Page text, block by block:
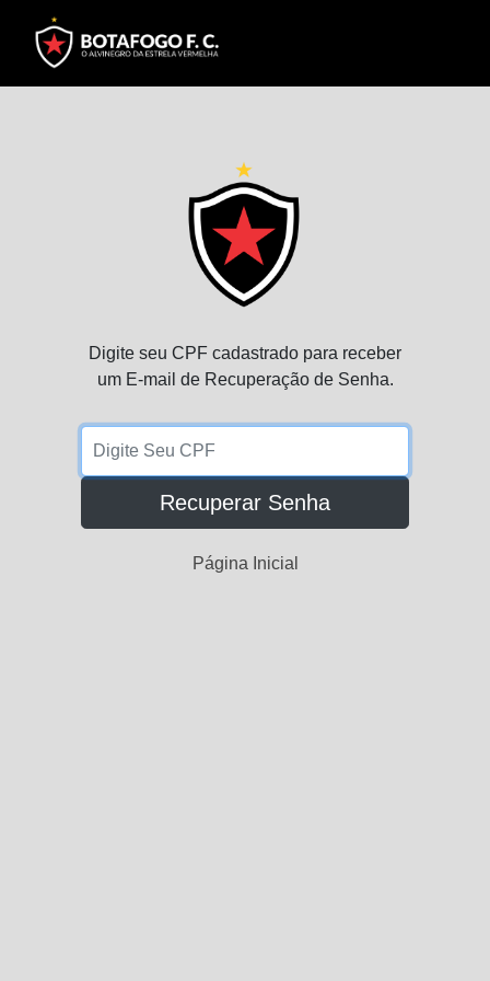
Digite seu CPF cadastrado para receber
um E-mail de Recuperação de Senha.
Recuperar Senha
Página Inicial